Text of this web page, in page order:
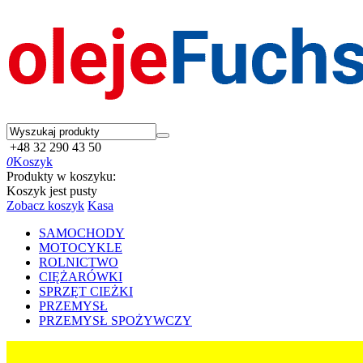
+48 32 290 43 50
0Koszyk
Produkty w koszyku:
Koszyk jest pusty
Zobacz koszyk Kasa
SAMOCHODY
MOTOCYKLE
ROLNICTWO
CIĘŻARÓWKI
SPRZĘT CIEŻKI
PRZEMYSŁ
PRZEMYSŁ SPOŻYWCZY